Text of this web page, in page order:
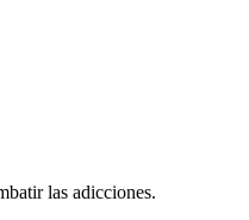
las adicciones.